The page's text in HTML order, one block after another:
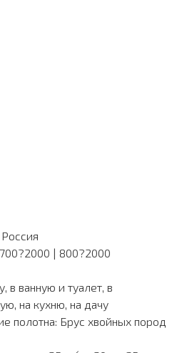
| 800?2000
в ванную и туалет, в
на кухню, на дачу
полотна: Брус хвойных пород